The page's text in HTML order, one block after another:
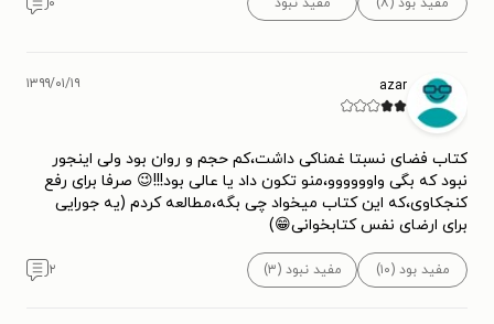
ضیایی منتشر کرد.
رمان تسلی خاطر با فروش بیش از نیم میلیون نسخه و ترجمه به
نام فرانسوی این رمان همانی است که بازیکنان بازی بولس از آن
برای نامیدن بازی پلی آف میان بازندگان استفاده می‌کنند؛ La
Consolante .
گریز دلپذیر
رمانی دیگر از آنا گاوالدا است که در سال ۲۰۱۰ منتشر
مفید بود (۸) مفید نبود ۰
azar ۱۳۹۹/۰۱/۱۹
کتاب فضای نسبتا غمناکی داشت،کم حجم و روان بود ولی اینجور
نبود که بگی واوووووو،منو تکون داد یا عالی بود!!!😉 صرفا برای رفع
کنجکاوی،که این کتاب میخواد چی بگه،مطالعه کردم (یه جورایی
برای ارضای نفس کتابخوانی😁)
مفید بود (۱۰) مفید نبود (۳) ۲